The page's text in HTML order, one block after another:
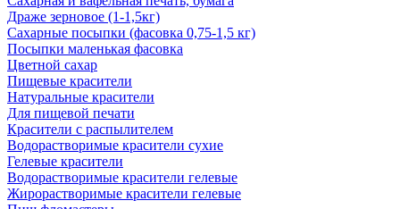
Драже зерновое (1-1,5кг)
Сахарные посыпки (фасовка 0,75-1,5 кг)
Посыпки маленькая фасовка
Цветной сахар
Пищевые красители
Натуральные красители
Для пищевой печати
Красители с распылителем
Водорастворимые красители сухие
Гелевые красители
Водорастворимые красители гелевые
Жирорастворимые красители гелевые